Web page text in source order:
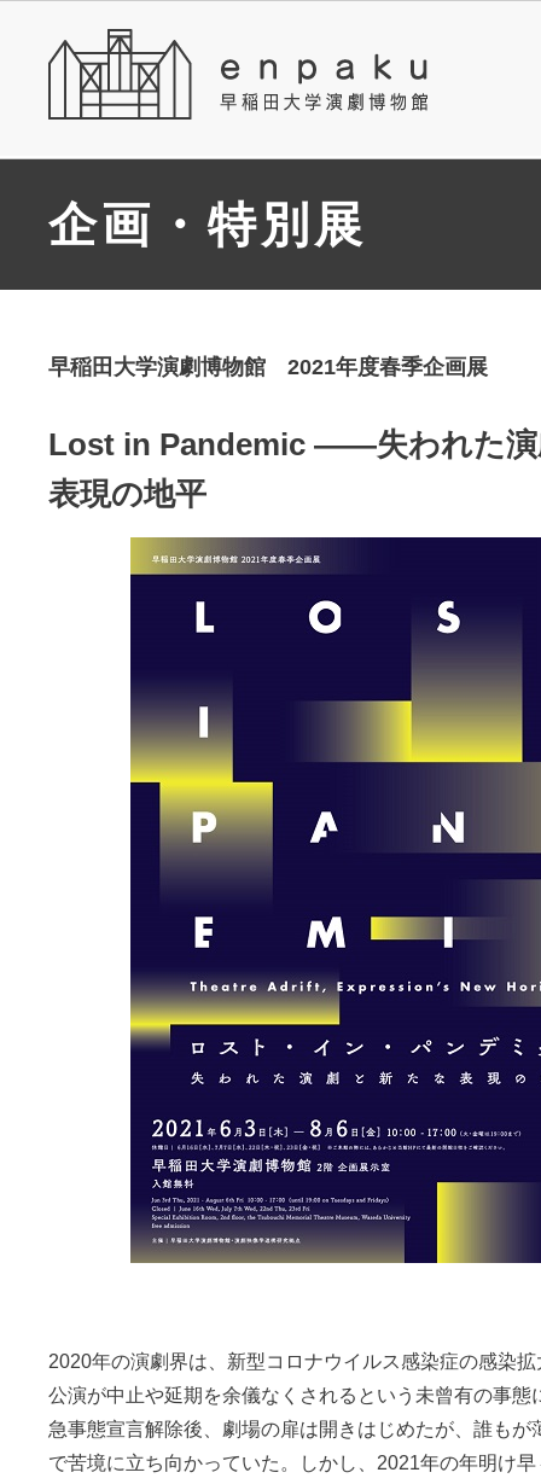
企画・特別展
早稲田大学演劇博物館 2021年度春季企画展
Lost in Pandemic ――失われた演
表現の地平
2020年の演劇界は、新型コロナウイルス感染症の感染
公演が中止や延期を余儀なくされるという未曾有の事態
急事態宣言解除後、劇場の扉は開きはじめたが、誰もが
で苦境に立ち向かっていた。しかし、2021年の年明け